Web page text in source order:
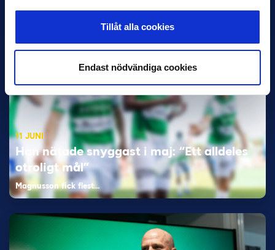
Tillåt alla cookies
Endast nödvändiga cookies
11 JUNI
Han nätade snyggast i maj: “Ett alldeles
otroligt mål”
Magnusson fick flest…